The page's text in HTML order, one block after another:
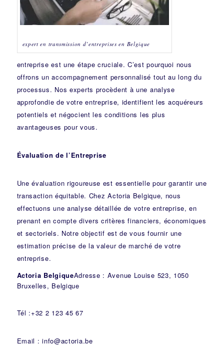
expert en transmission d’entreprises en Belgique
entreprise est une étape cruciale. C’est pourquoi nous
offrons un accompagnement personnalisé tout au long du
processus. Nos experts procèdent à une analyse
approfondie de votre entreprise, identifient les acquéreurs
potentiels et négocient les conditions les plus
avantageuses pour vous.
Évaluation de l’Entreprise
Une évaluation rigoureuse est essentielle pour garantir une
transaction équitable. Chez Actoria Belgique, nous
effectuons une analyse détaillée de votre entreprise, en
prenant en compte divers critères financiers, économiques
et sectoriels. Notre objectif est de vous fournir une
estimation précise de la valeur de marché de votre
entreprise.
Actoria BelgiqueAdresse : Avenue Louise 523, 1050
Bruxelles, Belgique
Tél :+32 2 123 45 67
Email : info@actoria.be